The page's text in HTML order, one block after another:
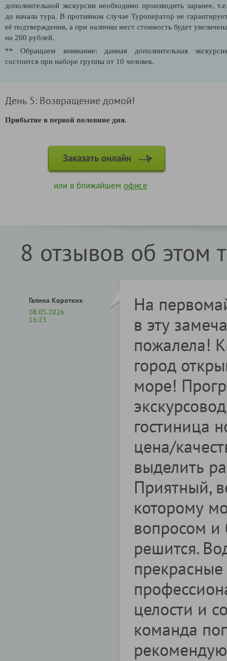
дополнительной экскурсии необходимо производить заранее,
до начала тура. В противном случае Туроператор не
её подтверждения, а при наличии мест стоимость будет
на 200 рублей.
** Обращаем внимание: данная дополнительная
состоится при наборе группы от 10 человек.
День 5: Возвращение домой!
Прибытие в первой половине дня.
Заказать онлайн
или в ближайшем офисе
8 отзывов об этом
Галина Коротких
08.05.2026
16:23
На
в эту
пожалела!
город
море!
гостиница
цена/
выделить
Приятный,
которому
вопросом и
решится.
целости и
команда